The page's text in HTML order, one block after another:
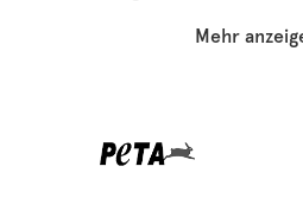
Mehr